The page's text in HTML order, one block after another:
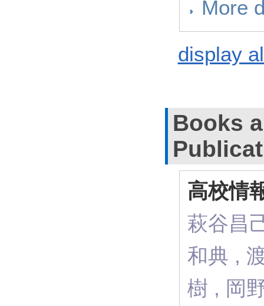
More
display
Books
高校情
萩谷昌
和典 ,
樹 , 岡